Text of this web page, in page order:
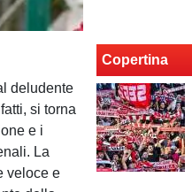
deludente
si torna
e i
La
veloce e
Copertina